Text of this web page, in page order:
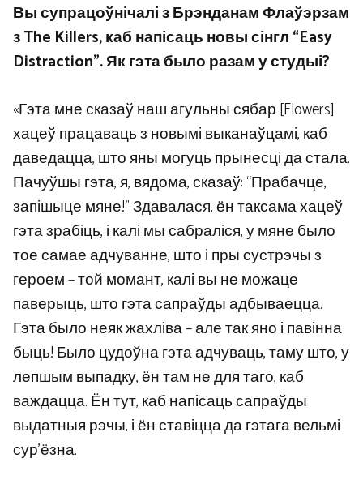
Вы супрацоўнічалі з Брэнданам Флаўэрзам
з The Killers, каб напісаць новы сінгл “Easy
Distraction”. Як гэта было разам у студыі?
«Гэта мне сказаў наш агульны сябар [Flowers]
хацеў працаваць з новымі выканаўцамі, каб
даведацца, што яны могуць прынесці да стала.
Пачуўшы гэта, я, вядома, сказаў: “Прабачце,
запішыце мяне!” Здавалася, ён таксама хацеў
гэта зрабіць, і калі мы сабраліся, у мяне было
тое самае адчуванне, што і пры сустрэчы з
героем – той момант, калі вы не можаце
паверыць, што гэта сапраўды адбываецца.
Гэта было неяк жахліва – але так яно і павінна
быць! Было цудоўна гэта адчуваць, таму што, у
лепшым выпадку, ён там не для таго, каб
важдацца. Ён тут, каб напісаць сапраўды
выдатныя рэчы, і ён ставіцца да гэтага вельмі
сур’ёзна.